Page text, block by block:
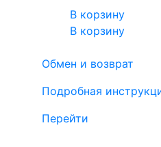
В корзину
В корзину
Обмен и возврат
Подробная
Перейти